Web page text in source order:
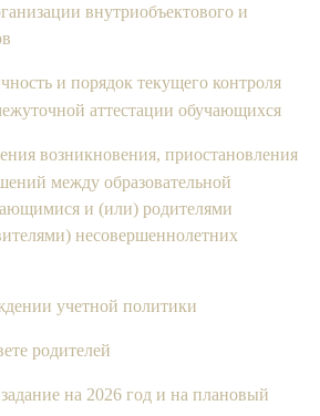
внутриобъектового и
и порядок текущего контроля
аттестации обучающихся
возникновения, приостановления
между образовательной
и (или) родителями
несовершеннолетних
учетной политики
родителей
на 2026 год и на плановый